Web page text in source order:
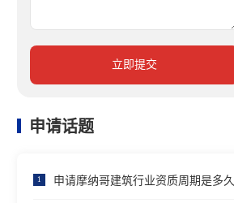
立即提交
申请话题
1 申请摩纳哥建筑行业资质周期是多久